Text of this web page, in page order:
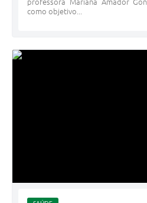
professora Mariana Amador
como objetivo...